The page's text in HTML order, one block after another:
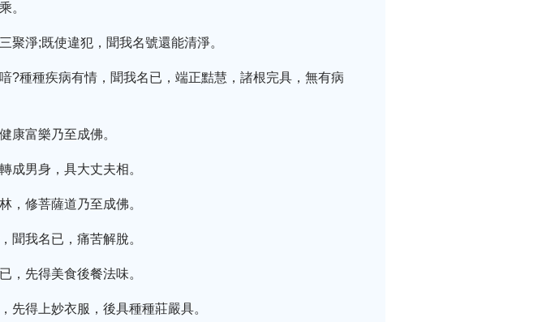
。
聚淨;既使違犯，聞我名號還能清淨。
?種種疾病有情，聞我名已，端正黠慧，諸根完具，無有病
康富樂乃至成佛。
成男身，具大丈夫相。
，修菩薩道乃至成佛。
聞我名已，痛苦解脫。
，先得美食後餐法味。
先得上妙衣服，後具種種莊嚴具。